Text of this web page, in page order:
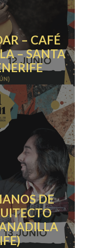
– CAFÉ
– SANTA
DE